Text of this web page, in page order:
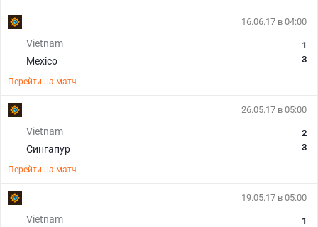
16.06.17 в 04:00
Vietnam
Mexico
1
3
Перейти на матч
26.05.17 в 05:00
Vietnam
Сингапур
2
3
Перейти на матч
19.05.17 в 05:00
Vietnam
1